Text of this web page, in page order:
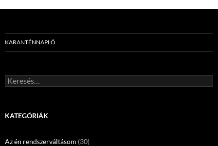
KARANTÉNNAPLÓ
Keresés:
KATEGÓRIÁK
Az én rendszerváltásom (30)